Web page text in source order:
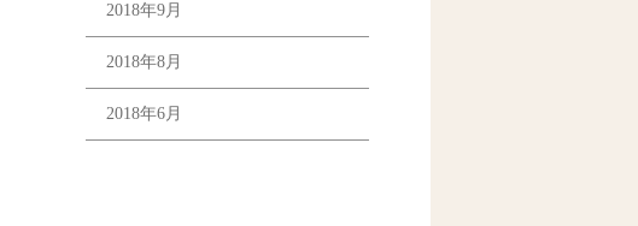
2018年9月
2018年8月
2018年6月